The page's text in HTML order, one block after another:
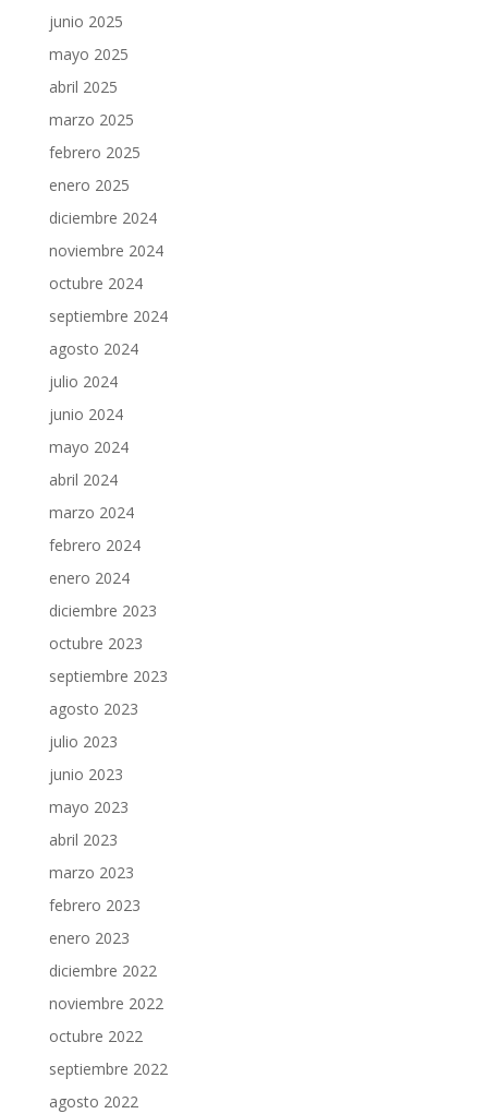
junio 2025
mayo 2025
abril 2025
marzo 2025
febrero 2025
enero 2025
diciembre 2024
noviembre 2024
octubre 2024
septiembre 2024
agosto 2024
julio 2024
junio 2024
mayo 2024
abril 2024
marzo 2024
febrero 2024
enero 2024
diciembre 2023
octubre 2023
septiembre 2023
agosto 2023
julio 2023
junio 2023
mayo 2023
abril 2023
marzo 2023
febrero 2023
enero 2023
diciembre 2022
noviembre 2022
octubre 2022
septiembre 2022
agosto 2022